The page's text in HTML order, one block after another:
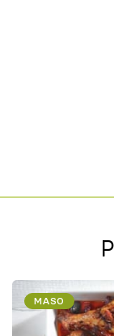
MASO